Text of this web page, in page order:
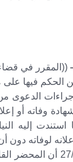
((المقرر في
فيها على
الدعوى من
وفاته أو
إليه
إعلانه
من محضر إعلان نفس